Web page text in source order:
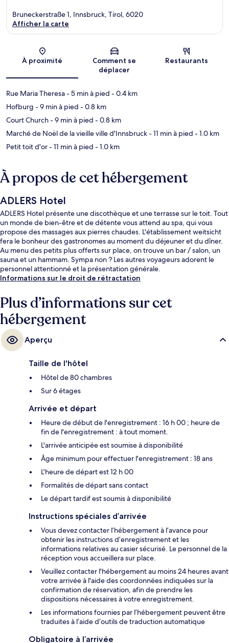
Carte
Bruneckerstraße 1, Innsbruck, Tirol, 6020
Afficher la carte
À proximité
Comment se
déplacer
Restaurants
Rue Maria Theresa- 5 min à pied - 0.4 km
Hofburg - 9 min à pied - 0.8 km
Court Church- 9 min à pied - 0.8 km
Marché de Noël de la vieille ville d'Innsbruck- 11 min à pied - 1.0 km
Petit toit d'or- 11 min à pied - 1.0 km
À propos de cet hébergement
ADLERS Hotel
ADLERS Hotel présente une discothèque et une terrasse sur le toit. Tout
un monde de bien-être et de détente vous attend au spa, qui vous
propose des massages aux pierres chaudes. L'établissement weitsicht
fera le bonheur des gastronomes au moment du déjeuner et du dîner.
Au menu des petits plus offerts sur place, on trouve un bar / salon, un
sauna et un hammam. Sympa non ? Les autres voyageurs adorent le
personnel attentionné et la présentation générale.
Informations sur le droit de rétractation
Plus d’informations sur cet
hébergement
Aperçu
Taille de l'hôtel
Hôtel de 80 chambres
Sur 6 étages
Arrivée et départ
Heure de début de l'enregistrement : 16 h 00 ; heure de
fin de l'enregistrement : à tout moment.
L'arrivée anticipée est soumise à disponibilité
Âge minimum pour effectuer l'enregistrement : 18 ans
L'heure de départ est 12 h 00
Formalités de départ sans contact
Le départ tardif est soumis à disponibilité
Instructions spéciales d’arrivée
Vous devez contacter l’hébergement à l’avance pour
obtenir les instructions d’enregistrement et les
informations relatives au casier sécurisé. Le personnel de la
réception vous accueillera sur place.
Veuillez contacter l'hébergement au moins 24 heures avant
votre arrivée à l'aide des coordonnées indiquées sur la
confirmation de réservation, afin de prendre les
dispositions nécessaires à votre enregistrement.
Les informations fournies par l’hébergement peuvent être
traduites à l’aide d’outils de traduction automatique
Obligatoire à l’arrivée